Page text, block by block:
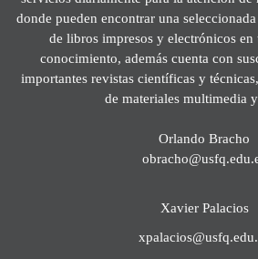
donde pueden encontrar una
de libros impresos y electrónicos en
conocimiento, además cuenta con
importantes revistas científicas y
de materiales multimedia
Orlando Bracho
Xavier Palacios